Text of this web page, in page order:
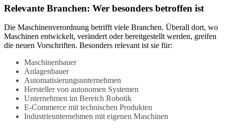
Relevante Branchen: Wer besonders betroffen ist
Die Maschinenverordnung betrifft viele Branchen. Überall dort, wo
Maschinen entwickelt, verändert oder bereitgestellt werden, greifen
die neuen Vorschriften. Besonders relevant ist sie für:
Maschinenbauer
Anlagenbauer
Automatisierungsunternehmen
Hersteller von autonomen Systemen
Unternehmen im Bereich Robotik
E-Commerce mit technischen Produkten
Industrieunternehmen mit eigenen Maschinen